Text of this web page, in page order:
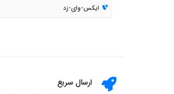
ایکس-وای-زد
ارسال سریع